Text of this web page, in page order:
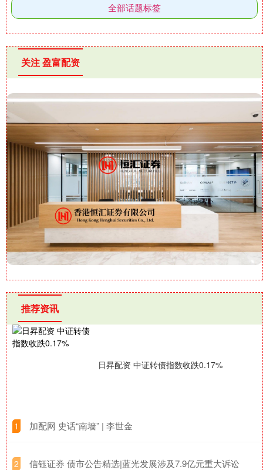
全部话题标签
关注 盈富配资
推荐资讯
日昇配资 中证转债指数收跌0.17%
1 ​加配网 史话“南墙” | 李世金
2 ​信钰证券 债市公告精选|蓝光发展涉及7.9亿元重大诉讼